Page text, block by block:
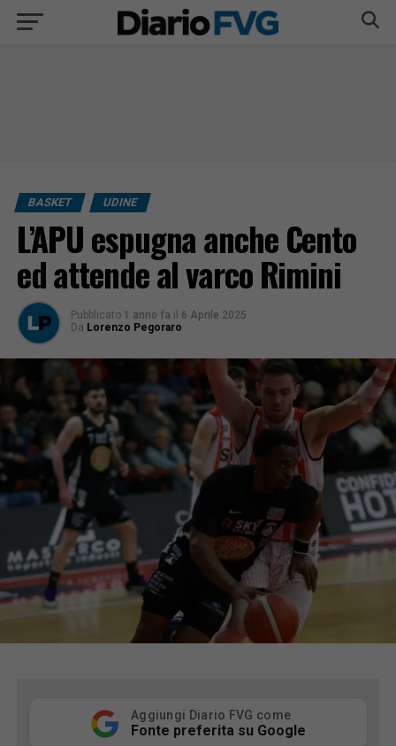
BASKET UDINE
L’APU espugna anche Cento
ed attende al varco Rimini
Pubblicato 1 anno fa il 6 Aprile 2025
Da Lorenzo Pegoraro
Aggiungi Diario FVG come
Fonte preferita su Google